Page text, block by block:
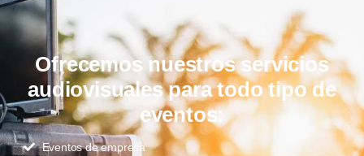
Ofrecemos nuestros servicios
audiovisuales para todo tipo de
eventos:
Eventos de empresa